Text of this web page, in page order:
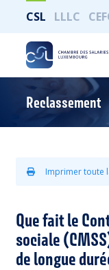
CSL LLLC
Reclassement
Imprimer toute
Que fait le
sociale
de longue